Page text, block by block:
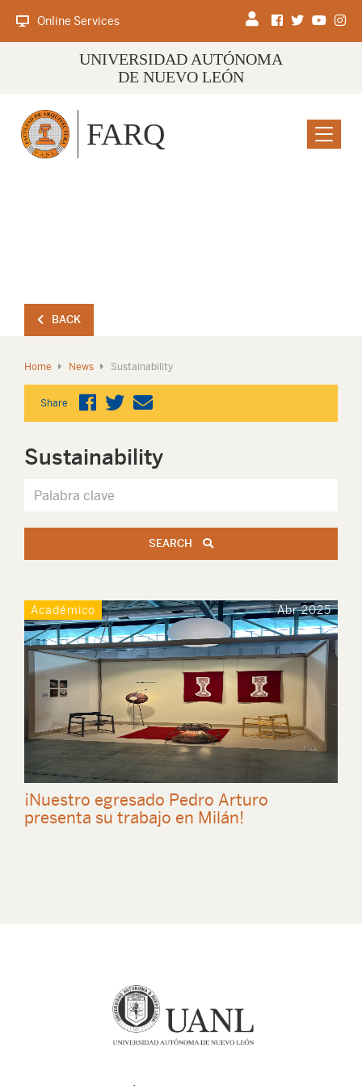
Online Services
UNIVERSIDAD AUTÓNOMA
DE NUEVO LEÓN
Menu
FARQ
BACK
Home News Sustainability
Share
Sustainability
SEARCH
Académico Abr 2025
¡Nuestro egresado Pedro Arturo
presenta su trabajo en Milán!